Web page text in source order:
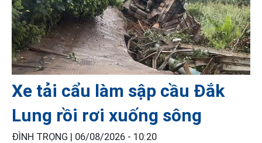
Xe tải cẩu làm sập cầu Đắk
Lung rồi rơi xuống sông
ĐÌNH TRỌNG | 06/08/2026 - 10:20